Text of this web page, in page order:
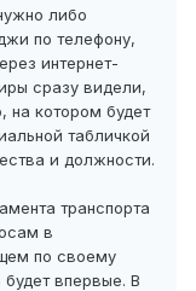
либо
по телефону,
интернет-
сразу видели,
на котором будет
табличкой
и должности.
транспорта
в
по своему
впервые. В